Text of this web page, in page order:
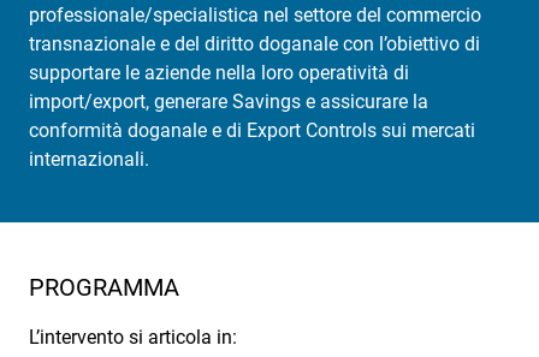
professionale/specialistica nel settore del commercio
transnazionale e del diritto doganale con l’obiettivo di
supportare le aziende nella loro operatività di
import/export, generare Savings e assicurare la
conformità doganale e di Export Controls sui mercati
internazionali.
PROGRAMMA
L’intervento si articola in: